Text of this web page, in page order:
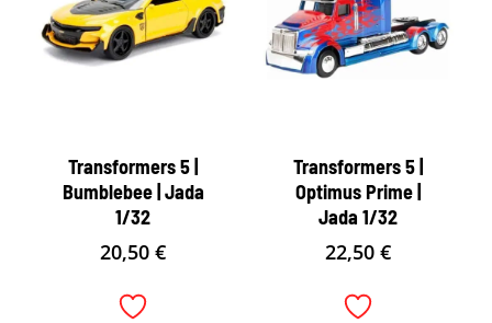
Transformers 5 |
Bumblebee | Jada
1/32
20,50€
Transformers 5 |
Optimus Prime |
Jada 1/32
22,50 €